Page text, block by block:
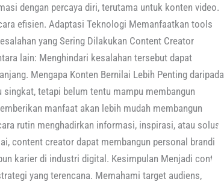
dengan percaya diri, terutama untuk konten video.
efisien. Adaptasi Teknologi Memanfaatkan tools
yang Sering Dilakukan Content Creator
lain: Menghindari kesalahan tersebut dapat
Mengapa Konten Bernilai Lebih Penting daripada
singkat, tetapi belum tentu mampu membangun
manfaat akan lebih mudah membangun
rutin menghadirkan informasi, inspirasi, atau solusi
content creator dapat membangun personal branding
karier di industri digital. Kesimpulan Menjadi content
yang terencana. Memahami target audiens,